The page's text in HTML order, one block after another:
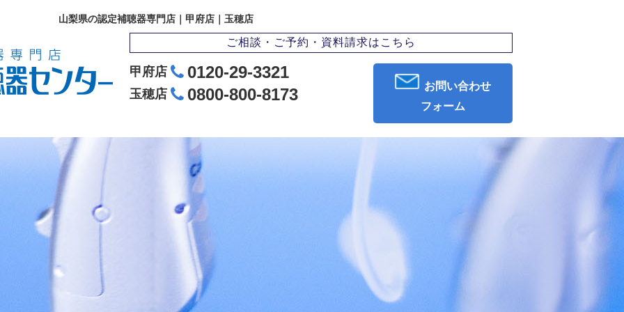
山梨県の認定補聴器専門店｜甲府店｜玉穂店
ご相談・ご予約・資料請求はこちら
甲府店 0120-29-3321
玉穂店 0800-800-8173
お問い合わせ
フォーム